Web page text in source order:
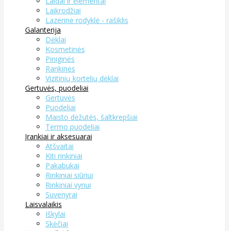
Laikrodžiai
Lazerinė rodyklė - rašiklis
Galanterija
Dėklai
Kosmetinės
Piniginės
Rankinės
Vizitinių kortelių dėklai
Gertuvės, puodeliai
Gertuvės
Puodeliai
Maisto dėžutės, šaltkrepšiai
Termo puodeliai
Įrankiai ir aksesuarai
Atšvaitai
Kiti rinkiniai
Pakabukai
Rinkiniai siūriui
Rinkiniai vynui
Suvenyrai
Laisvalaikis
Iškylai
Skėčiai